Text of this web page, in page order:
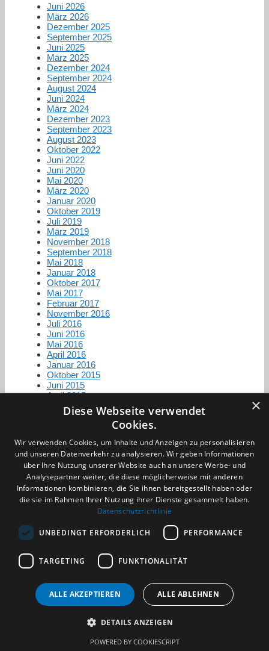
Juni 2026
März 2026
Dezember 2025
September 2025
Juni 2025
März 2025
Dezember 2024
September 2024
August 2024
Juni 2024
März 2024
Dezember 2023
September 2023
August 2023
Oktober 2022
Juni 2022
Juni 2020
Mai 2020
März 2020
Januar 2020
Oktober 2019
Juli 2019
März 2019
November 2018
September 2018
Mai 2018
Januar 2018
Oktober 2017
Mai 2017
Februar 2017
November 2016
Juli 2016
Juni 2016
Mai 2016
April 2016
Januar 2016
Oktober 2015
Juni 2015
April 2015
Zertifizierung / Mitgliedschaften
Datenschutzerklärung
Benachrichtigungsservice
Kontakt und Anfahrt
(c) 2026 TALENTBRÜCKE GmbH & Co. KG
×
Diese Webseite verwendet
Cookies.
Wir verwenden Cookies, um Inhalte und Anzeigen zu personalisieren
und unseren Datenverkehr zu analysieren. Wir geben Informationen
über Ihre Nutzung unserer Website auch an unsere Werbe- und
Analysepartner weiter, die diese möglicherweise mit anderen
Informationen kombinieren, die Sie ihnen bereitgestellt haben oder
die sie im Rahmen Ihrer Nutzung ihrer Dienste gesammelt haben.
Datenschutzrichtlinie
UNBEDINGT ERFORDERLICH PERFORMANCE
TARGETING FUNKTIONALITÄT
ALLE AKZEPTIEREN ALLE ABLEHNEN
DETAILS ANZEIGEN
POWERED BY COOKIESCRIPT